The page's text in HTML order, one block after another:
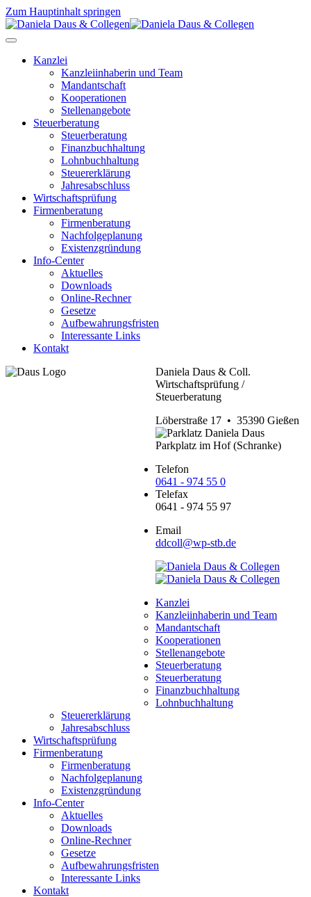
Zum Hauptinhalt springen
Kanzlei
Kanzleiinhaberin und Team
Mandantschaft
Kooperationen
Stellenangebote
Steuerberatung
Steuerberatung
Finanzbuchhaltung
Lohnbuchhaltung
Steuererklärung
Jahresabschluss
Wirtschaftsprüfung
Firmenberatung
Firmenberatung
Nachfolgeplanung
Existenzgründung
Info-Center
Aktuelles
Downloads
Online-Rechner
Gesetze
Aufbewahrungsfristen
Interessante Links
Kontakt
Daniela Daus & Coll.
Wirtschaftsprüfung /
Steuerberatung
Löberstraße 17 • 35390 Gießen
Parkplatz im Hof (Schranke)
Telefon
0641 - 974 55 0
Telefax
0641 - 974 55 97
Email
ddcoll@wp-stb.de
Kanzlei
Kanzleiinhaberin und Team
Mandantschaft
Kooperationen
Stellenangebote
Steuerberatung
Steuerberatung
Finanzbuchhaltung
Lohnbuchhaltung
Steuererklärung
Jahresabschluss
Wirtschaftsprüfung
Firmenberatung
Firmenberatung
Nachfolgeplanung
Existenzgründung
Info-Center
Aktuelles
Downloads
Online-Rechner
Gesetze
Aufbewahrungsfristen
Interessante Links
Kontakt